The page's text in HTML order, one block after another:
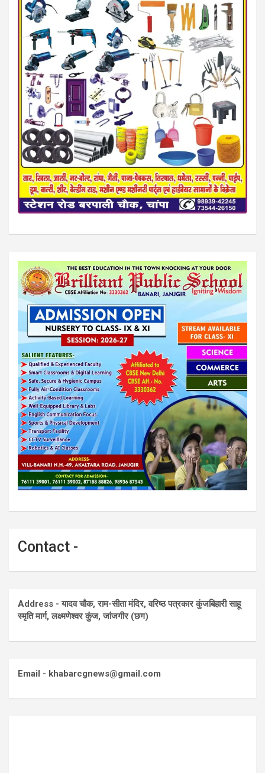
Contact -
Address - यादव चौक, राम-सीता मंदिर, वरिष्ठ पत्रकार कुंजबिहारी साहू
स्मृति मार्ग, लक्ष्मणेश्वर कुंज, जांजगीर (छग)
Email - khabarcgnews@gmail.com